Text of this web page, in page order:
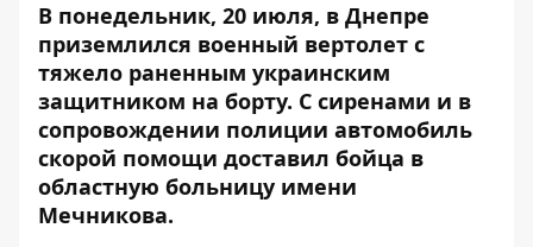
В понедельник, 20 июля, в Днепре
приземлился военный вертолет с
тяжело раненным украинским
защитником на борту. С сиренами и в
сопровождении полиции автомобиль
скорой помощи доставил бойца в
областную больницу имени
Мечникова.